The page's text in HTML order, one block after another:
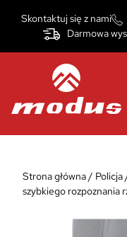
Skontaktuj się z nami
Darmowa
Strona główna/ Policja
szybkiego rozpoznania